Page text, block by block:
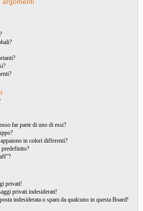
far parte di uno di essi?
in colori differenti?
predefinito?
privati!
privati indesiderati!
indesiderata o spam da qualcuno in questa Board!